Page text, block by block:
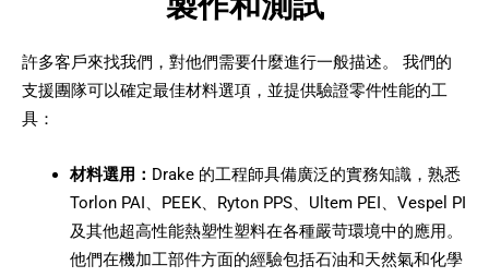
許多客戶來找我們，對他們需要什麼進行一般描述。 我們的
支援團隊可以確定最佳材料選項，並提供驗證零件性能的工
具：
材料選用： Drake 的工程師具備廣泛的實務知識，熟悉
Torlon PAI、PEEK、Ryton PPS、Ultem PEI、Vespel PI
及其他超高性能熱塑性塑料在各種嚴苛環境中的應用。
他們在機加工部件方面的經驗包括石油和天然氣和化學